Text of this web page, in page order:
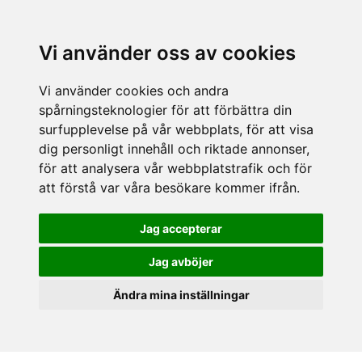
Vi använder oss av cookies
Vi använder cookies och andra
spårningsteknologier för att förbättra din
surfupplevelse på vår webbplats, för att visa
dig personligt innehåll och riktade annonser,
för att analysera vår webbplatstrafik och för
att förstå var våra besökare kommer ifrån.
Jag accepterar
Jag avböjer
Ändra mina inställningar